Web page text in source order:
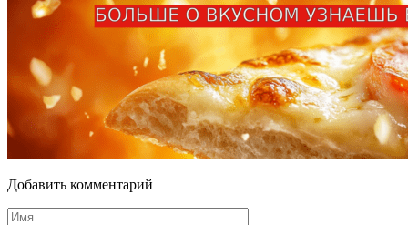
Добавить комментарий
Имя